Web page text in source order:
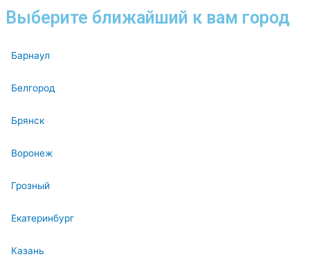
Выберите ближайший к вам город
Барнаул
Белгород
Брянск
Воронеж
Грозный
Екатеринбург
Казань